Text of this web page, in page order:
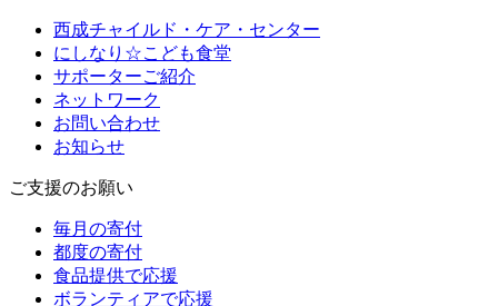
西成チャイルド・ケア・センター
にしなり☆こども食堂
サポーターご紹介
ネットワーク
お問い合わせ
お知らせ
ご支援のお願い
毎月の寄付
都度の寄付
食品提供で応援
ボランティアで応援